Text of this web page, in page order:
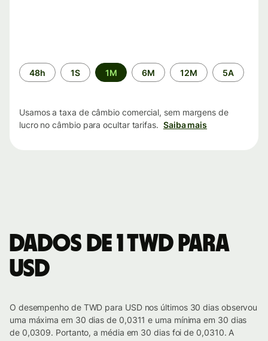
Período
de
48h 1S 1M 6M 12M 5A
Usamos a taxa de câmbio comercial, sem margens de
lucro no câmbio para ocultar tarifas. Saiba mais
Dados de 1 TWD para
USD
O desempenho de TWD para USD nos últimos 30 dias observou
uma máxima em 30 dias de 0,0311 e uma mínima em 30 dias
de 0,0309. Portanto, a média em 30 dias foi de 0,0310. A